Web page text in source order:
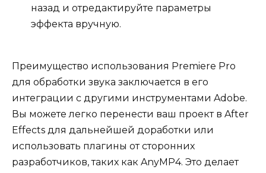
назад и отредактируйте параметры
эффекта вручную.
Преимущество использования Premiere Pro
для обработки звука заключается в его
интеграции с другими инструментами Adobe.
Вы можете легко перенести ваш проект в After
Effects для дальнейшей доработки или
использовать плагины от сторонних
разработчиков, таких как AnyMP4. Это делает